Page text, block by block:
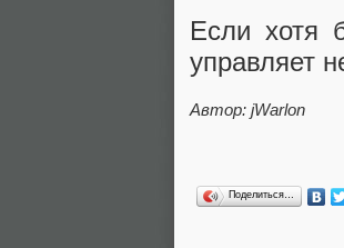
Если хотя
управляет
Автор: jWarlon
Поделиться…